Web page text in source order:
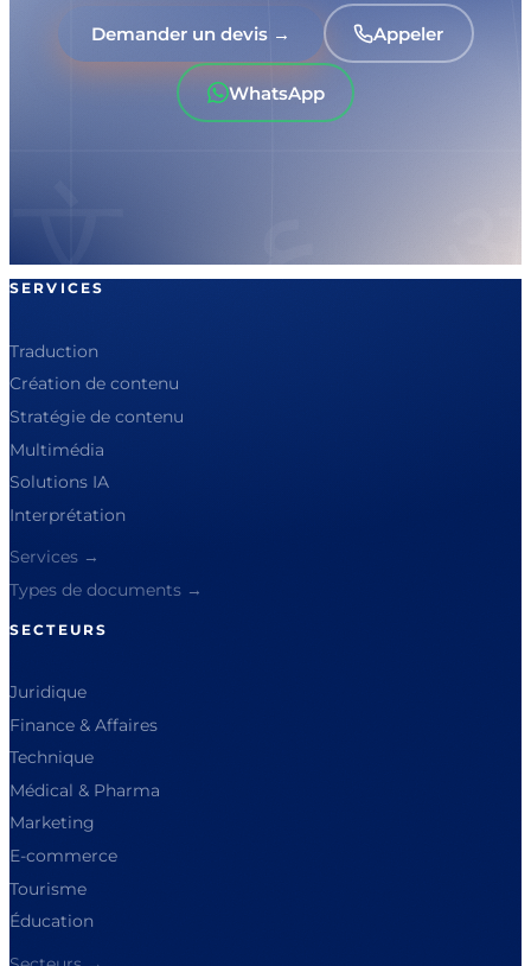
Demander un devis → Appeler
WhatsApp
SERVICES
Traduction
Création de contenu
Stratégie de contenu
Multimédia
Solutions IA
Interprétation
Services →
Types de documents →
SECTEURS
Juridique
Finance & Affaires
Technique
Médical & Pharma
Marketing
E-commerce
Tourisme
Éducation